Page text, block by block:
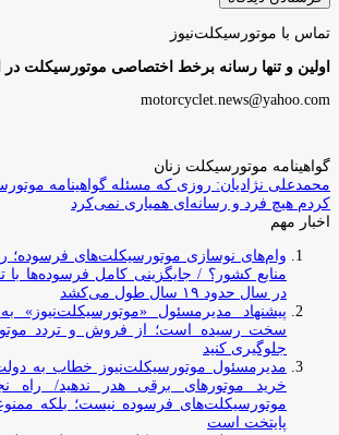
تماس با موتورسیکلت‌نیوز
اولین و تنها رسانه برخط اختصاصی موتورسیکلت در
motorcyclet.news@yahoo.com
گواهینامه موتورسیکلت زنان
محمدعلی نژادیان: روزی که مسئله گواهینامه
کردم هیچ فرد و رسانه‌ای همیاری نمی‌کرد
اخبار مهم
وام‌های نوسازی موتورسیکلت‌های فرسوده؛
در سال حدود ۱۹ سال طول می‌کشد
پیشنهاد مدیرمسئول
سخت رسیده است؛ از فروش و تردد
جلوگیری کنید
مدیرمسئول موتورسیکلت‌نیوز خطاب به
خرید موتورهای برقی هدر ندهید/ راه
موتورسیکلت‌های فرسوده نیست؛ بلکه
پایتخت است